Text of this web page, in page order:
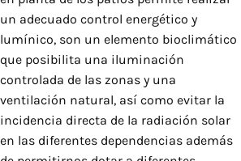
un adecuado control energético y
lumínico, son un elemento bioclimático
que posibilita una iluminación
controlada de las zonas y una
ventilación natural, así como evitar la
incidencia directa de la radiación solar
en las diferentes dependencias además